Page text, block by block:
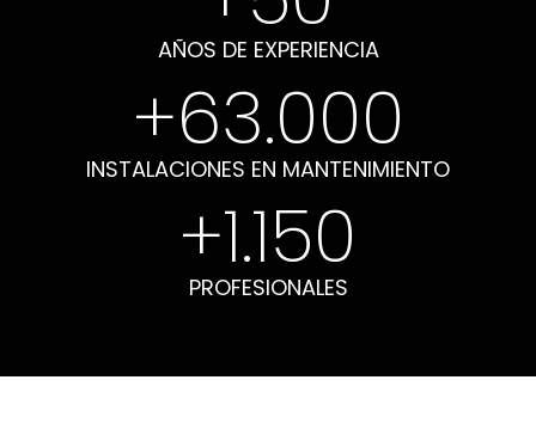
AÑOS DE EXPERIENCIA
+63.000
INSTALACIONES EN MANTENIMIENTO
+1.150
PROFESIONALES